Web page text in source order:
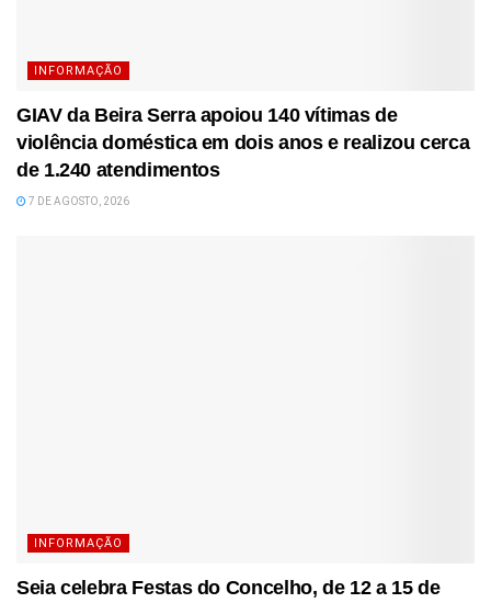
INFORMAÇÃO
GIAV da Beira Serra apoiou 140 vítimas de
violência doméstica em dois anos e realizou cerca
de 1.240 atendimentos
7 DE AGOSTO, 2026
INFORMAÇÃO
Seia celebra Festas do Concelho, de 12 a 15 de